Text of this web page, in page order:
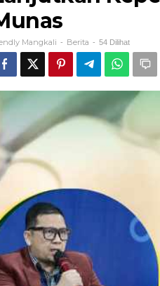
Lanjutkan
Aklamasi
di
Munas
Mangkali - Berita - 54 Dilihat